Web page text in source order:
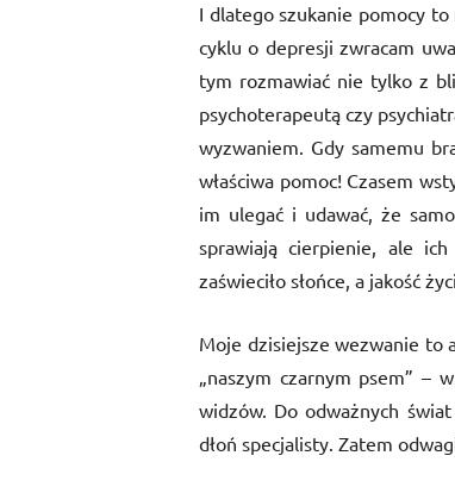
I dlatego szukanie pomocy
cyklu o depresji zwracam
tym rozmawiać nie tylko z
psychoterapeutą czy
wyzwaniem. Gdy samemu
właściwa pomoc! Czasem
im ulegać i udawać, że
sprawiają cierpienie, ale
zaświeciło słońce, a jakość
Moje dzisiejsze wezwanie to
„naszym czarnym psem” –
widzów. Do odważnych
dłoń specjalisty. Zatem